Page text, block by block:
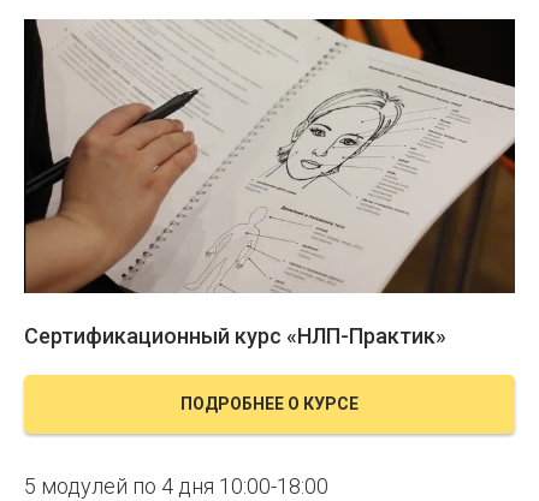
Сертификационный курс «НЛП-Практик»
ПОДРОБНЕЕ О КУРСЕ
5 модулей по 4 дня 10:00-18:00